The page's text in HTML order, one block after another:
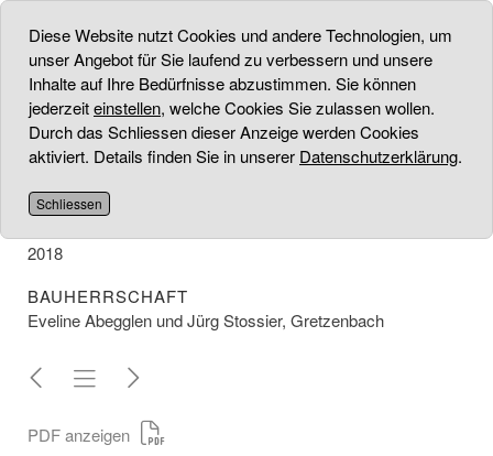
EINFAMILIENHAUS
PROJEKT
2018
BAUHERRSCHAFT
Eveline Abegglen und Jürg Stossier, Gretzenbach
PDF anzeigen
Diese Website nutzt Cookies und andere Technologien, um
unser Angebot für Sie laufend zu verbessern und unsere
Inhalte auf Ihre Bedürfnisse abzustimmen. Sie können
jederzeiteinstellen, welche Cookies Sie zulassen wollen.
Durch das Schliessen dieser Anzeige werden Cookies
aktiviert. Details finden Sie in unserer Datenschutzerklärung.
Schliessen